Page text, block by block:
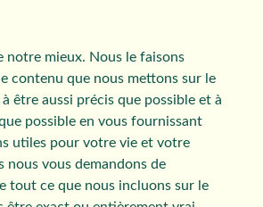
notre mieux. Nous le faisons
contenu que nous mettons sur le
être aussi précis que possible et à
possible en vous fournissant
utiles pour votre vie et votre
nous vous demandons de
tout ce que nous incluons sur le